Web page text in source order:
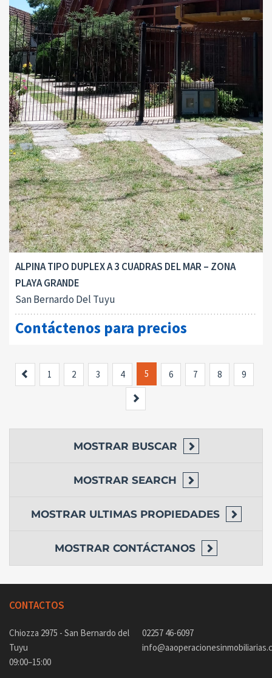
ALPINA TIPO DUPLEX A 3 CUADRAS DEL MAR – ZONA
PLAYA GRANDE
San Bernardo Del Tuyu
Contáctenos para precios
Anterior
1 2 3 4 5 6 7 8 9
MOSTRAR BUSCAR
MOSTRAR SEARCH
MOSTRAR ULTIMAS PROPIEDADES
MOSTRAR CONTÁCTANOS
CONTACTOS
Chiozza 2975 - San Bernardo del
Tuyu
09:00–15:00
02257 46-6097